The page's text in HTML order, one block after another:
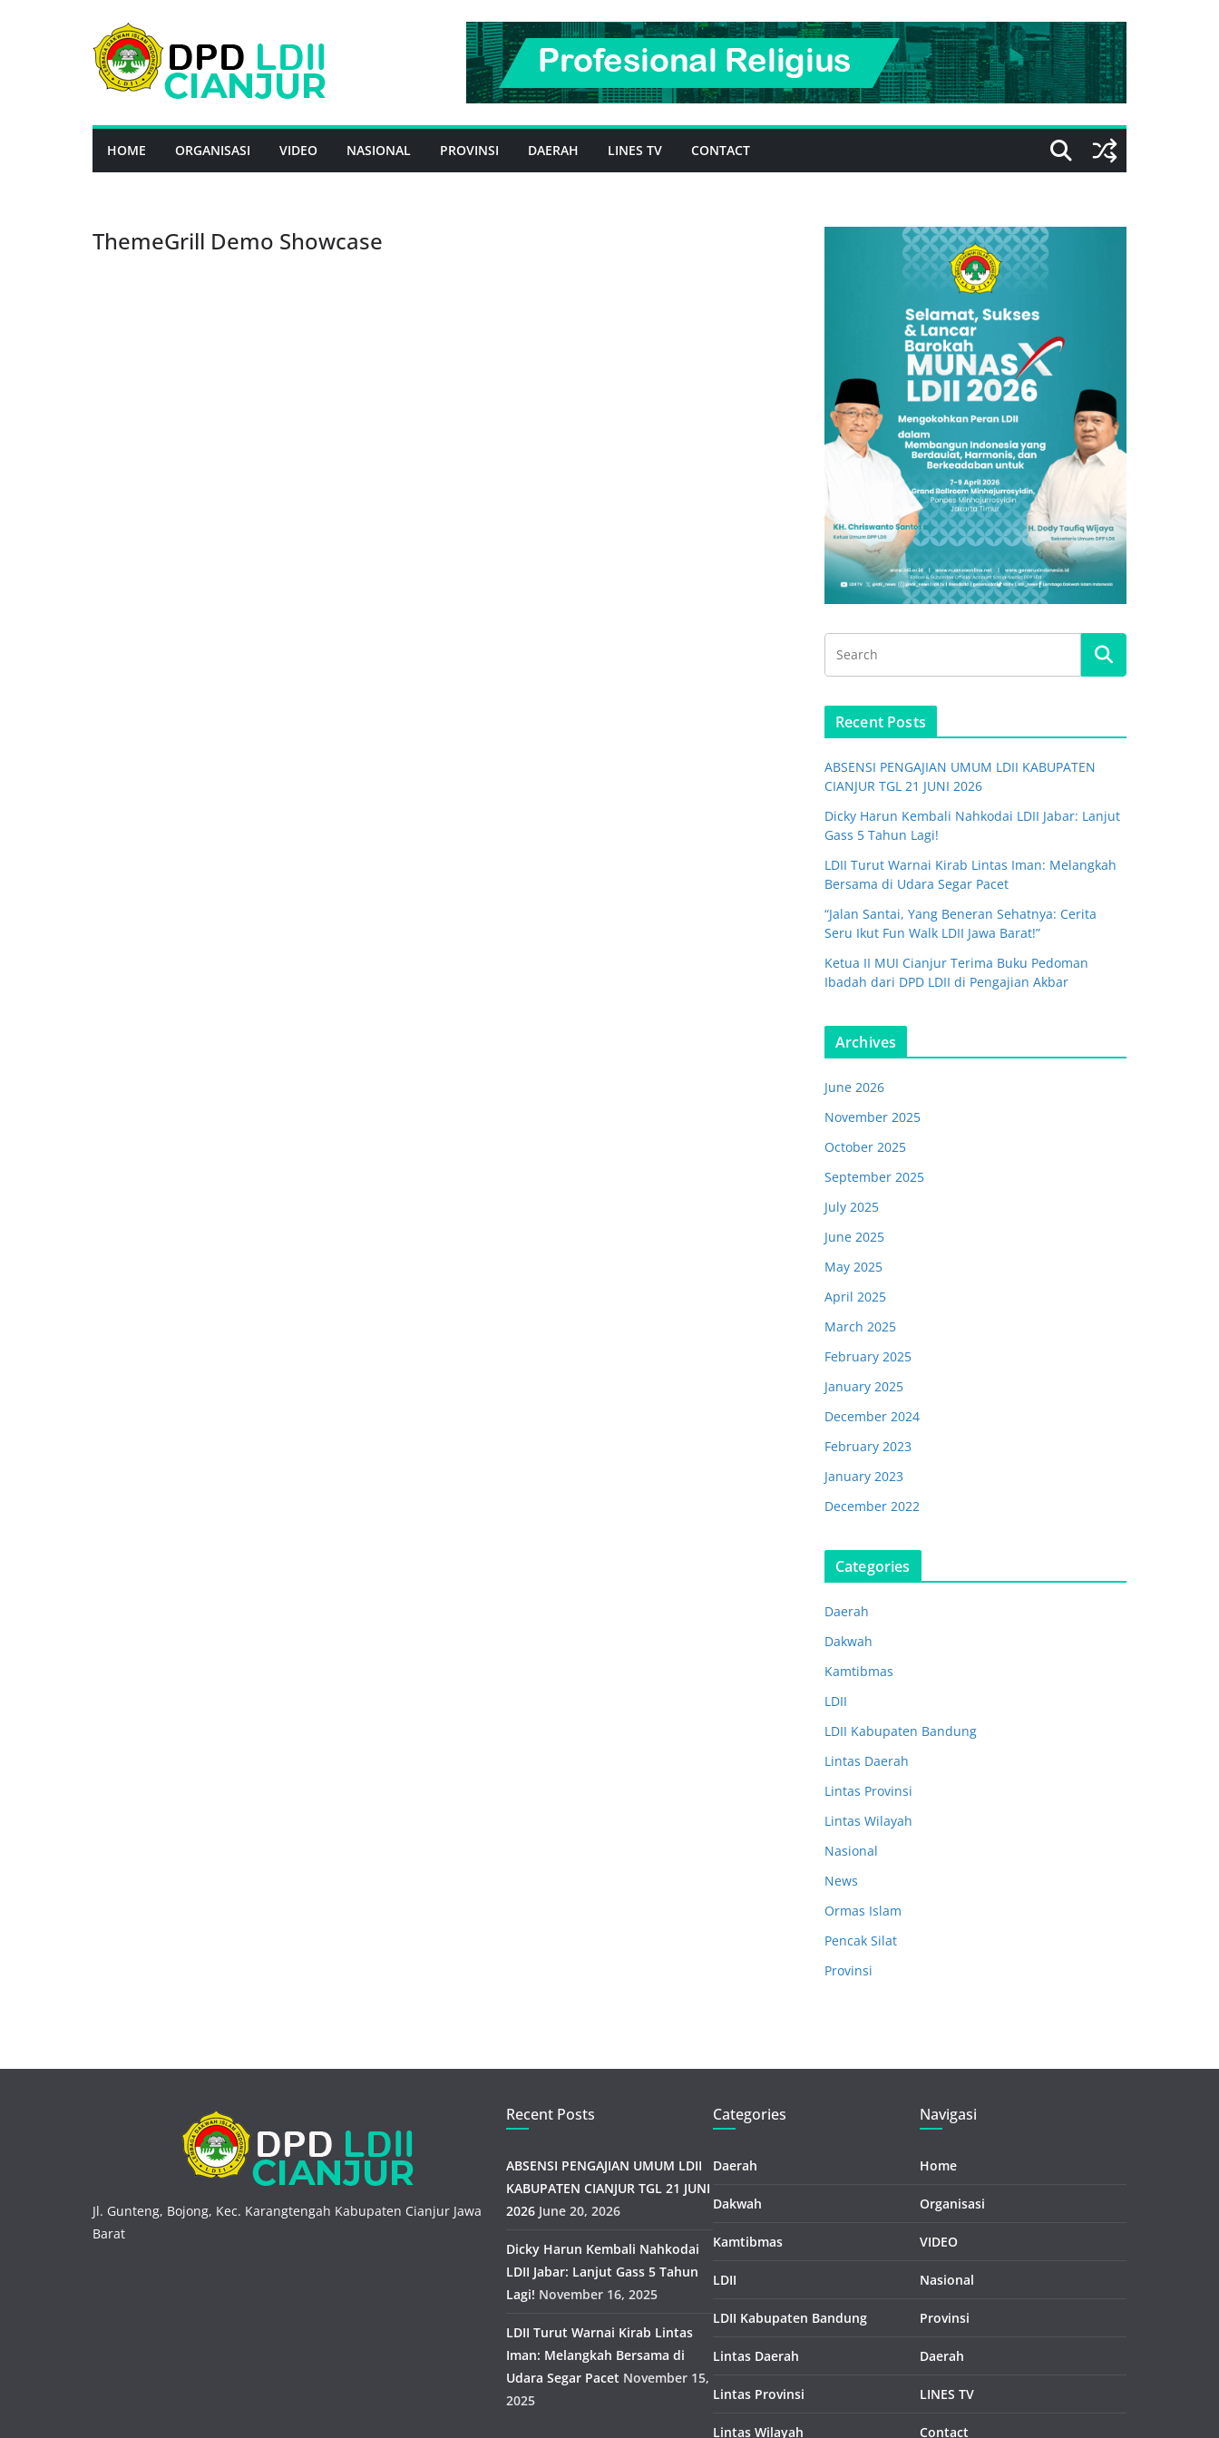
HOME ORGANISASI VIDEO NASIONAL PROVINSI DAERAH LINES TV CONTACT
ThemeGrill Demo Showcase
Recent Posts
ABSENSI PENGAJIAN UMUM LDII KABUPATEN
CIANJUR TGL 21 JUNI 2026
Dicky Harun Kembali Nahkodai LDII Jabar: Lanjut
Gass 5 Tahun Lagi!
LDII Turut Warnai Kirab Lintas Iman: Melangkah
Bersama di Udara Segar Pacet
“Jalan Santai, Yang Beneran Sehatnya: Cerita
Seru Ikut Fun Walk LDII Jawa Barat!”
Ketua II MUI Cianjur Terima Buku Pedoman
Ibadah dari DPD LDII di Pengajian Akbar
Archives
June 2026
November 2025
October 2025
September 2025
July 2025
June 2025
May 2025
April 2025
March 2025
February 2025
January 2025
December 2024
February 2023
January 2023
December 2022
Categories
Daerah
Dakwah
Kamtibmas
LDII
LDII Kabupaten Bandung
Lintas Daerah
Lintas Provinsi
Lintas Wilayah
Nasional
News
Ormas Islam
Pencak Silat
Provinsi
Jl. Gunteng, Bojong, Kec. Karangtengah Kabupaten Cianjur Jawa
Barat
Recent Posts
ABSENSI PENGAJIAN UMUM LDII
KABUPATEN CIANJUR TGL 21 JUNI
2026 June 20, 2026
Dicky Harun Kembali Nahkodai
LDII Jabar: Lanjut Gass 5 Tahun
Lagi! November 16, 2025
LDII Turut Warnai Kirab Lintas
Iman: Melangkah Bersama di
Udara Segar Pacet November 15,
2025
Categories
Daerah
Dakwah
Kamtibmas
LDII
LDII Kabupaten Bandung
Lintas Daerah
Lintas Provinsi
Lintas Wilayah
Navigasi
Home
Organisasi
VIDEO
Nasional
Provinsi
Daerah
LINES TV
Contact